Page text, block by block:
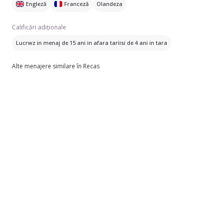
Engleză Franceză Olandeza
Calificări adiționale
Lucrwz in menaj de 15 ani in afara tariisi de 4 ani in tara
Alte menajere similare în Recas